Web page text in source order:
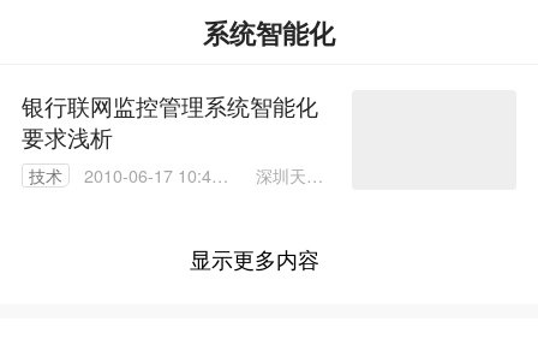
系统智能化
银行联网监控管理系统智能化
要求浅析
技术
2010-06-17 10:49:
深圳天盈
显示更多内容